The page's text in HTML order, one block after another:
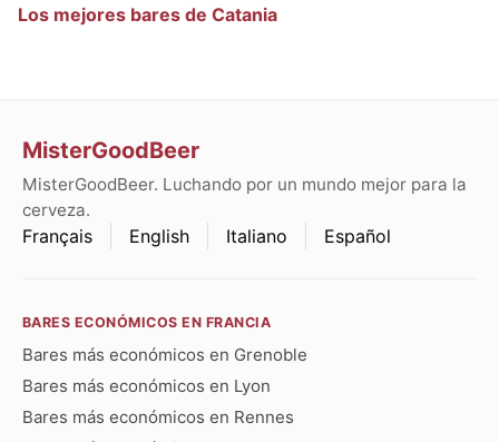
Los mejores bares de Catania
MisterGoodBeer
MisterGoodBeer. Luchando por un mundo mejor para la
cerveza.
Français English Italiano Español
BARES ECONÓMICOS EN FRANCIA
Bares más económicos en Grenoble
Bares más económicos en Lyon
Bares más económicos en Rennes